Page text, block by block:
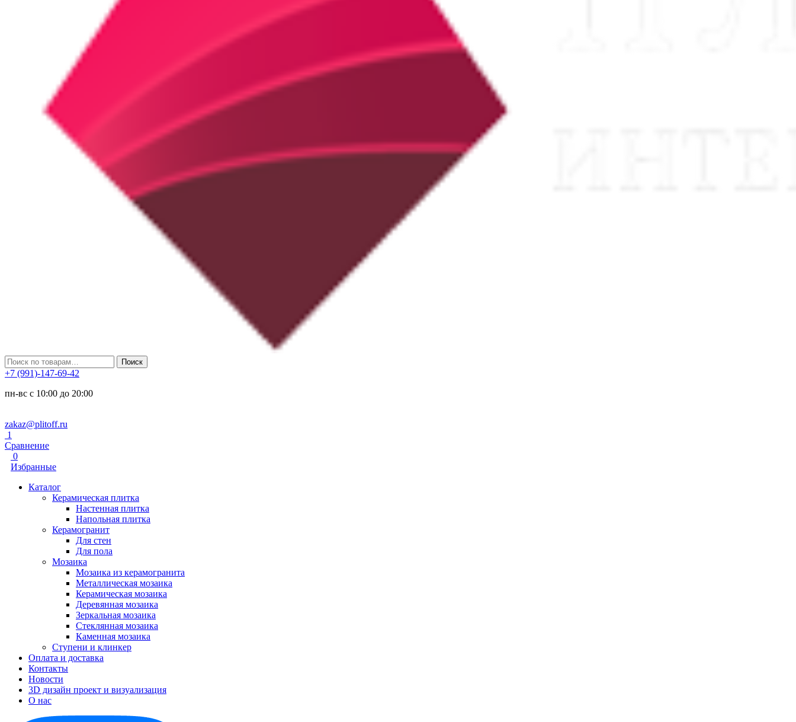
Искать: Поиск
+7 (991)-147-69-42
пн-вс с 10:00 до 20:00
zakaz@plitoff.ru
1
Сравнение
0
Избранные
Каталог
Керамическая плитка
Настенная плитка
Напольная плитка
Керамогранит
Для стен
Для пола
Мозаика
Мозаика из керамогранита
Металлическая мозаика
Керамическая мозаика
Деревянная мозаика
Зеркальная мозаика
Стеклянная мозаика
Каменная мозаика
Ступени и клинкер
Оплата и доставка
Контакты
Новости
3D дизайн проект и визуализация
О нас